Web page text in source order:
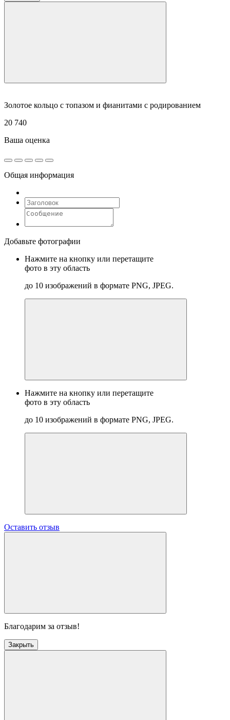
Золотое кольцо с топазом и фианитами с родированием
20 740
Ваша оценка
Общая информация
Добавьте фотографии
Нажмите на кнопку или перетащите
фото в эту область
до 10 изображений в формате PNG, JPEG.
Нажмите на кнопку или перетащите
фото в эту область
до 10 изображений в формате PNG, JPEG.
Оставить отзыв
Благодарим за отзыв!
Закрыть